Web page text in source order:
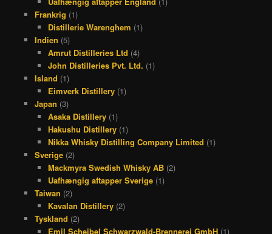
Frankrig (1)
Distillerie Warenghem (1)
Indien (5)
Amrut Distilleries Ltd (4)
John Distilleries Pvt. Ltd. (1)
Island (1)
Eimverk Distillery (1)
Japan (3)
Asaka Distillery (1)
Hakushu Distillery (1)
Nikka Whisky Distilling Company Limited (1)
Sverige(2)
Mackmyra Swedish Whisky AB (2)
Uafhængig aftapper Sverige (1)
Taiwan (2)
Kavalan Distillery (2)
Tyskland (2)
Emil Scheibel Schwarzwald-Brennerei GmbH (1)